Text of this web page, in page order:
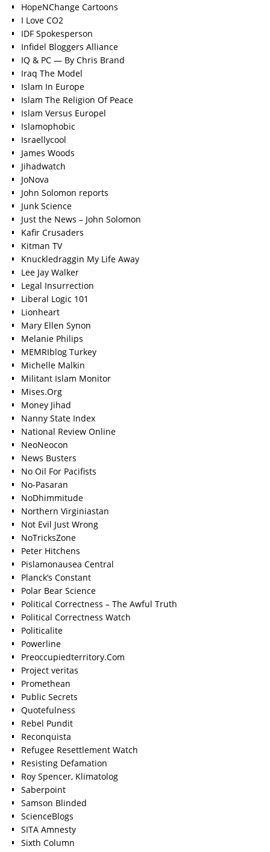
HopeNChange Cartoons
I Love CO2
IDF Spokesperson
Infidel Bloggers Alliance
IQ & PC — By Chris Brand
Iraq The Model
Islam In Europe
Islam The Religion Of Peace
Islam Versus Europel
Islamophobic
Israellycool
James Woods
Jihadwatch
JoNova
John Solomon reports
Junk Science
Just the News – John Solomon
Kafir Crusaders
Kitman TV
Knuckledraggin My Life Away
Lee Jay Walker
Legal Insurrection
Liberal Logic 101
Lionheart
Mary Ellen Synon
Melanie Philips
MEMRIblog Turkey
Michelle Malkin
Militant Islam Monitor
Mises.Org
Money Jihad
Nanny State Index
National Review Online
NeoNeocon
News Busters
No Oil For Pacifists
No-Pasaran
NoDhimmitude
Northern Virginiastan
Not Evil Just Wrong
NoTricksZone
Peter Hitchens
Pislamonausea Central
Planck’s Constant
Polar Bear Science
Political Correctness – The Awful Truth
Political Correctness Watch
Politicalite
Powerline
Preoccupiedterritory.Com
Project veritas
Promethean
Public Secrets
Quotefulness
Rebel Pundit
Reconquista
Refugee Resettlement Watch
Resisting Defamation
Roy Spencer, Klimatolog
Saberpoint
Samson Blinded
ScienceBlogs
SITA Amnesty
Sixth Column